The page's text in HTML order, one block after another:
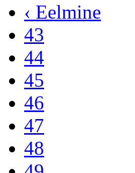
‹ Eelmine
43
44
45
46
47
48